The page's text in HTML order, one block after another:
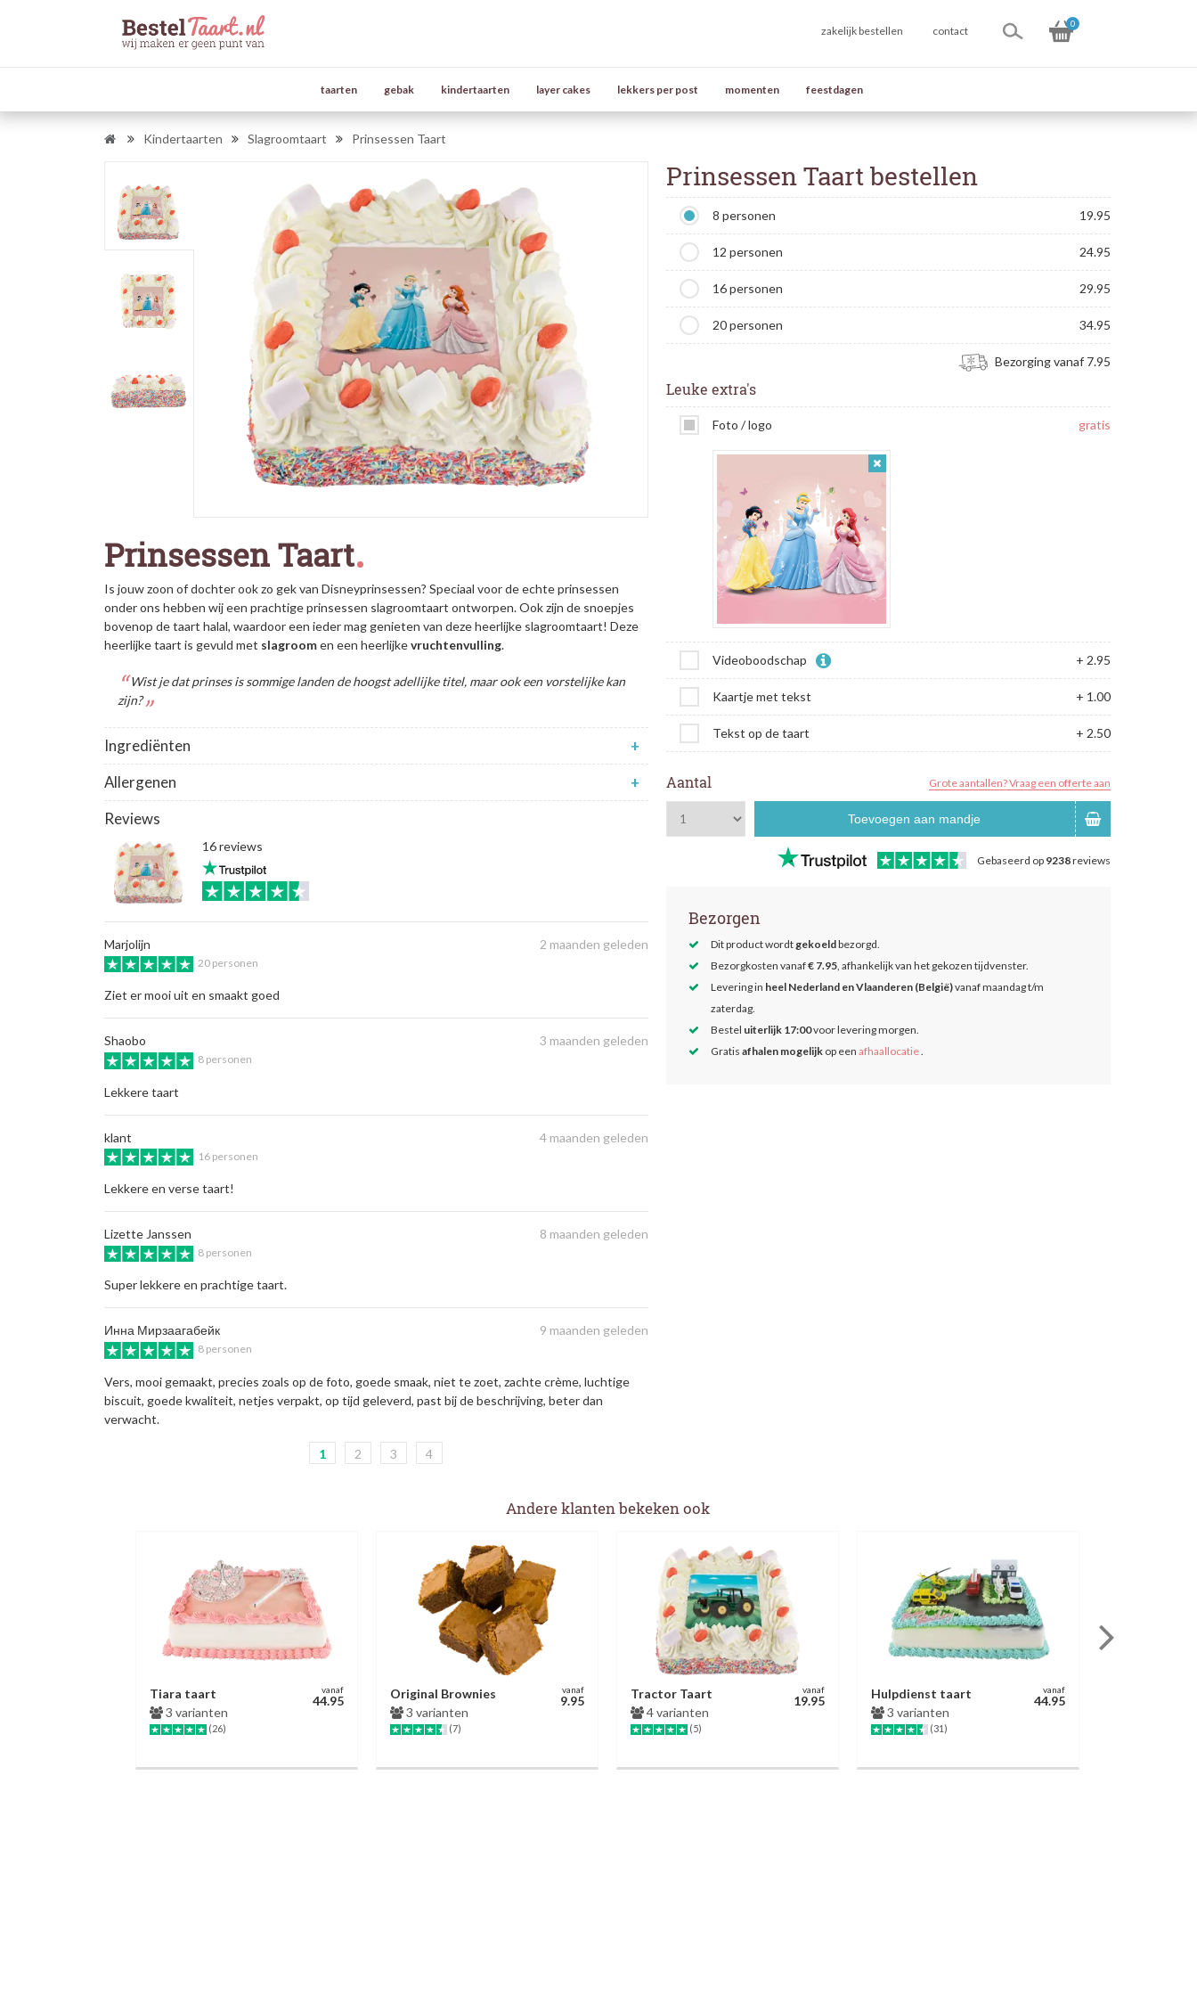
zakelijk bestellen contact
0
taarten gebak kindertaarten layer cakes lekkers per post momenten feestdagen
Kindertaarten Slagroomtaart Prinsessen Taart
Prinsessen Taart bestellen
8 personen 19.95
12 personen 24.95
16 personen 29.95
20 personen 34.95
Bezorging vanaf 7.95
Leuke extra's
Foto / logo gratis
Videoboodschap + 2.95
Kaartje met tekst + 1.00
Tekst op de taart + 2.50
Aantal Grote aantallen? Vraag een offerte aan
Toevoegen aan mandje
Gebaseerd op 9238reviews
Bezorgen
Dit product wordtgekoeldbezorgd.
Bezorgkosten vanaf€ 7.95, afhankelijk van het gekozen tijdvenster.
Levering in heel Nederland en Vlaanderen (België)vanaf maandag t/m
zaterdag.
Bestel uiterlijk 17:00voor levering morgen.
Gratis afhalen mogelijkop een afhaallocatie.
Prinsessen Taart
Is jouw zoon of dochter ook zo gek van Disneyprinsessen? Speciaal voor de echte prinsessen
onder ons hebben wij een prachtige prinsessen slagroomtaart ontworpen. Ook zijn de snoepjes
bovenop de taart halal, waardoor een ieder mag genieten van deze heerlijke slagroomtaart! Deze
heerlijke taart is gevuld met slagroomen een heerlijkevruchtenvulling.
Ingrediënten
+
Allergenen
+
Wist je dat prinses is sommige landen de hoogst adellijke titel, maar ook een vorstelijke kan
zijn?
Reviews
16 reviews
Marjolijn 2 maanden geleden
20 personen
Ziet er mooi uit en smaakt goed
Shaobo 3 maanden geleden
8 personen
Lekkere taart
klant 4 maanden geleden
16 personen
Lekkere en verse taart!
Lizette Janssen 8 maanden geleden
8 personen
Super lekkere en prachtige taart.
Инна Мирзаагабейк 9 maanden geleden
8 personen
Vers, mooi gemaakt, precies zoals op de foto, goede smaak, niet te zoet, zachte crème, luchtige
biscuit, goede kwaliteit, netjes verpakt, op tijd geleverd, past bij de beschrijving, beter dan
verwacht.
1 2 3 4
Andere klanten bekeken ook
Tiara taart
3 varianten
(26)
vanaf
44.95
Original Brownies
3 varianten
(7)
vanaf
9.95
Tractor Taart
4 varianten
(5)
vanaf
19.95
Hulpdienst taart
3 varianten
(31)
vanaf
44.95